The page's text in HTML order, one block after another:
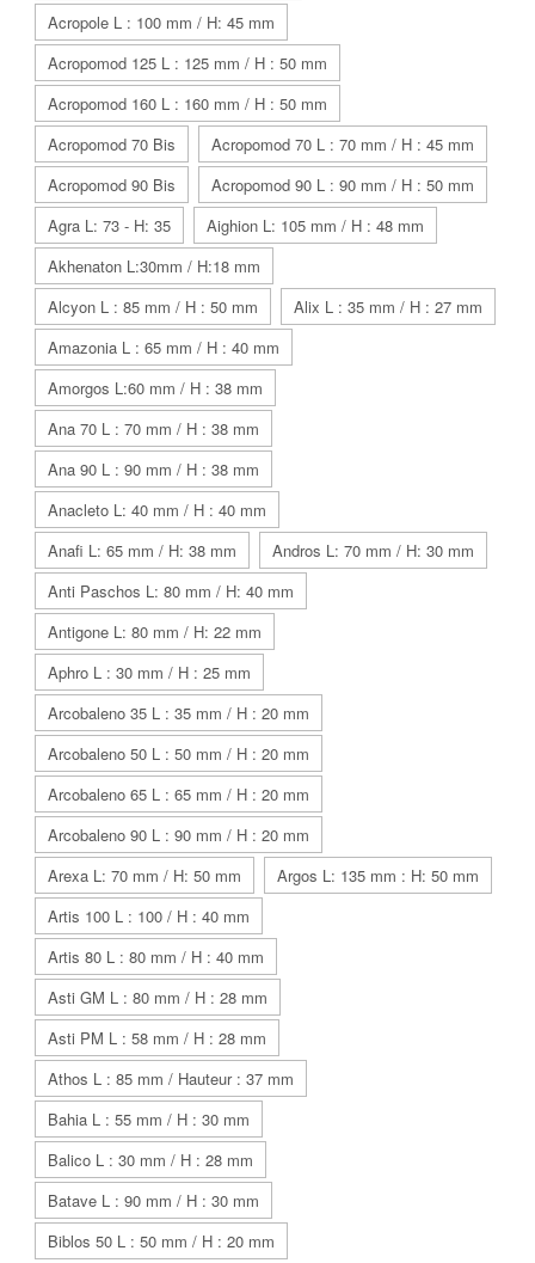
Acropole L : 100 mm / H: 45 mm
Acropomod 125 L : 125 mm / H : 50 mm
Acropomod 160 L : 160 mm / H : 50 mm
Acropomod 70 Bis
Acropomod 70 L : 70 mm / H : 45 mm
Acropomod 90 Bis
Acropomod 90 L : 90 mm / H : 50 mm
Agra L: 73 - H: 35
Aighion L: 105 mm / H : 48 mm
Akhenaton L:30mm / H:18 mm
Alcyon L : 85 mm / H : 50 mm
Alix L : 35 mm / H : 27 mm
Amazonia L : 65 mm / H : 40 mm
Amorgos L:60 mm / H : 38 mm
Ana 70 L : 70 mm / H : 38 mm
Ana 90 L : 90 mm / H : 38 mm
Anacleto L: 40 mm / H : 40 mm
Anafi L: 65 mm / H: 38 mm
Andros L: 70 mm / H: 30 mm
Anti Paschos L: 80 mm / H: 40 mm
Antigone L: 80 mm / H: 22 mm
Aphro L : 30 mm / H : 25 mm
Arcobaleno 35 L : 35 mm / H : 20 mm
Arcobaleno 50 L : 50 mm / H : 20 mm
Arcobaleno 65 L : 65 mm / H : 20 mm
Arcobaleno 90 L : 90 mm / H : 20 mm
Arexa L: 70 mm / H: 50 mm
Argos L: 135 mm : H: 50 mm
Artis 100 L : 100 / H : 40 mm
Artis 80 L : 80 mm / H : 40 mm
Asti GM L : 80 mm / H : 28 mm
Asti PM L : 58 mm / H : 28 mm
Athos L : 85 mm / Hauteur : 37 mm
Bahia L : 55 mm / H : 30 mm
Balico L : 30 mm / H : 28 mm
Batave L : 90 mm / H : 30 mm
Biblos 50 L : 50 mm / H : 20 mm